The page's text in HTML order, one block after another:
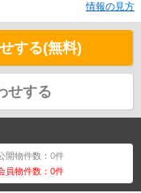
情報の見方
する(無料)
せする
開物件数：0件
員物件数：0件